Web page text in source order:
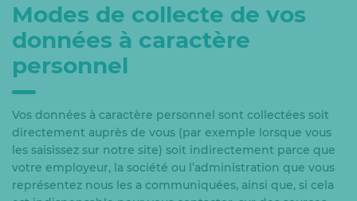
Modes de collecte de vos
données à caractère
personnel
Vos données à caractère personnel sont collectées soit
directement auprès de vous (par exemple lorsque vous
les saisissez sur notre site) soit indirectement parce que
votre employeur, la société ou l’administration que vous
représentez nous les a communiquées, ainsi que, si cela